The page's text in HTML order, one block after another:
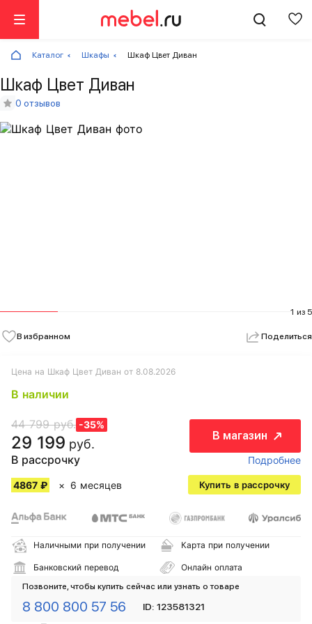
Каталог Шкафы Шкаф Цвет Диван
Шкаф Цвет Диван
0 отзывов
1 из 5
В избранном Поделиться
Цена на Шкаф Цвет Диван от 8.08.2026
В наличии
44 799 руб. -35%
29 199 руб.
В магазин
В рассрочку Подробнее
4867 ₽ 6 месяцев Купить в рассрочку
Наличными при получении Карта при получении
Банковский перевод Онлайн оплата
Позвоните, чтобы купить сейчас или узнать о товаре
8 800 800 57 56 ID: 123581321